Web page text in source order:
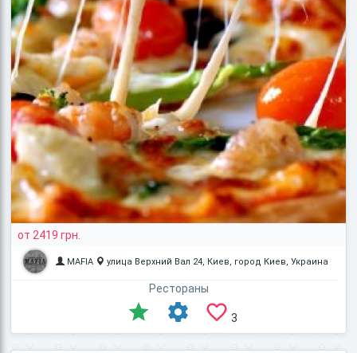
от 2419 грн.
MAFIA улица Верхний Вал 24, Киев, город Киев, Украина
Рестораны
3